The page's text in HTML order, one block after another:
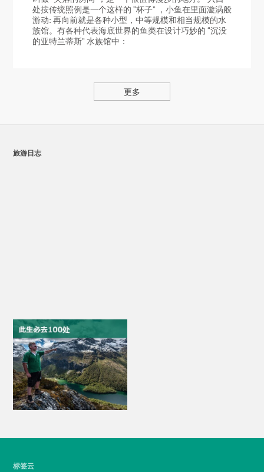
处按传统照例是一个这样的 “杯子” ，小鱼在里面漩涡般
游动: 再向前就是各种小型，中等规模和相当规模的水
族馆。有各种代表海底世界的鱼类在设计巧妙的 “沉没
的亚特兰蒂斯” 水族馆中：
更多
旅游日志
标签云